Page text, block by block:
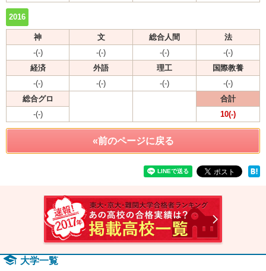
2016
神 文 総合人間
法
-(-)
-(-) -(-)
-(-)
経済
外語 理工
国際教養
-(-)
-(-) -(-)
-(-)
総合グロ
合計
-(-)
10(-)
«前のページに戻る
大学一覧